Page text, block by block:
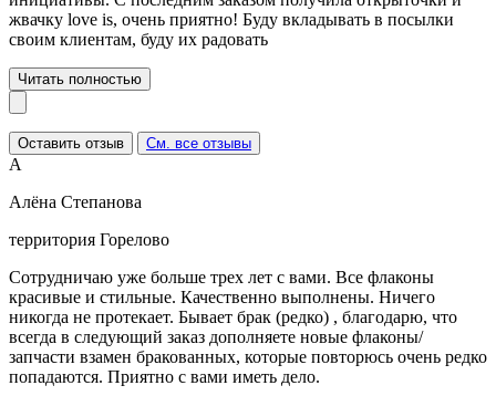
жвачку love is, очень приятно! Буду вкладывать в посылки
своим клиентам, буду их радовать
Читать полностью
Оставить отзыв См. все отзывы
А
Алёна Степанова
территория Горелово
Сотрудничаю уже больше трех лет с вами. Все флаконы
красивые и стильные. Качественно выполнены. Ничего
никогда не протекает. Бывает брак (редко) , благодарю, что
всегда в следующий заказ дополняете новые флаконы/
запчасти взамен бракованных, которые повторюсь очень редко
попадаются. Приятно с вами иметь дело.